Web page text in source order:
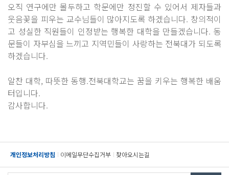
오직 연구에만 몰두하고 학문에만 정진할 수 있어서 제자들과
웃음꽃을 피우는 교수님들이 많아지도록 하겠습니다. 창의적이
고 성실한 직원들이 인정받는 행복한 대학을 만들겠습니다. 동
문들이 자부심을 느끼고 지역민들이 사랑하는 전북대가 되도록
하겠습니다.
알찬 대학, 따뜻한 동행.전북대학교는 꿈을 키우는 행복한 배움
터입니다.
감사합니다.
개인정보처리방침 이메일무단수집거부 찾아오시는길